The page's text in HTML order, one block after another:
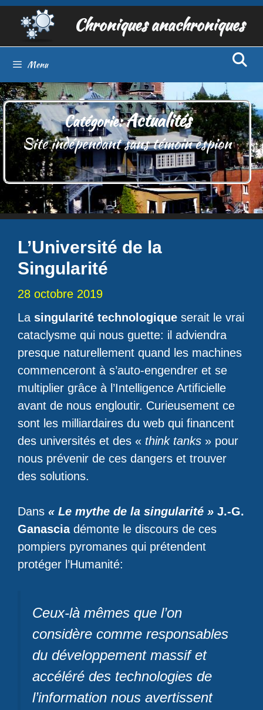
Aller
contenu
Chroniques anachroniques
Menu
Catégorie:Actualités
Site indépendant sans témoin espion
L’Université de la
Singularité
28 octobre 2019
La singularité technologique serait le vrai
cataclysme qui nous guette: il adviendra
presque naturellement quand les machines
commenceront à s’auto-engendrer et se
multiplier grâce à l’Intelligence Artificielle
avant de nous engloutir. Curieusement ce
sont les milliardaires du web qui financent
des universités et des « think tanks » pour
nous prévenir de ces dangers et trouver
des solutions.
Dans « Le mythe de la singularité » J.-G.
Ganasciadémonte le discours de ces
pompiers pyromanes qui prétendent
protéger l’Humanité:
Ceux-là mêmes que l’on
considère comme responsables
du développement massif et
accéléré des technologies de
l’information nous avertissent